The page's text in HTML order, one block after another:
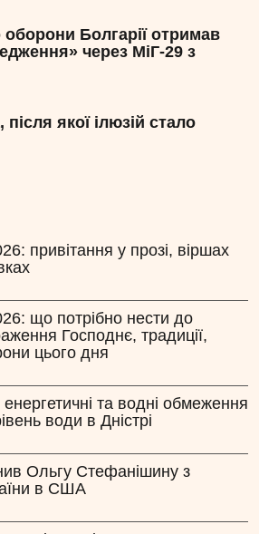
оборони Болгарії отримав
через МіГ-29 з
після якої ілюзій стало
привітання у прозі, віршах
що потрібно нести до
Господнє, традиції,
цього дня
та водні обмеження
води в Дністрі
Ольгу Стефанішину з
в США